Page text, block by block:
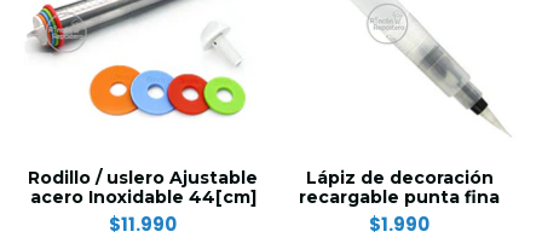
Rodillo / uslero Ajustable
acero Inoxidable 44[cm]
$11.990
Lápiz de decoración
recargable punta fina
$1.990